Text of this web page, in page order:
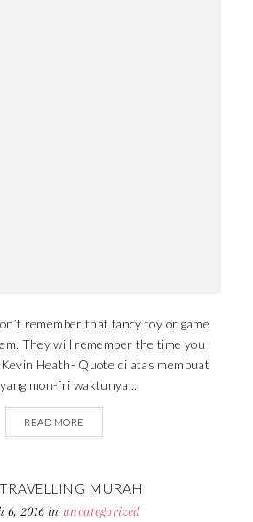
remember that fancy toy or game
They will remember the time you
Heath- Quote di atas membuat
mon-fri waktunya...
READ MORE
MURAH
6, 2016 in uncategorized